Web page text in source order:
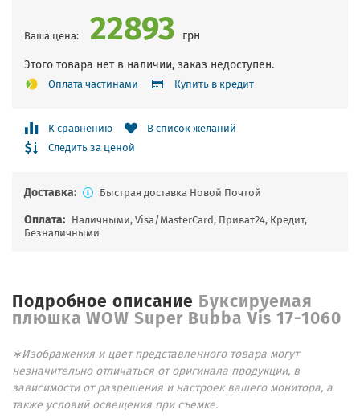
Ваша цена: 22893 грн
Этого товара нет в наличии, заказ недоступен.
Оплата частинами Купить в кредит
К сравнению
В список желаний
Следить за ценой
Доставка: Быстрая доставка Новой Почтой
Оплата: Наличными, Visa/MasterCard, Приват24, Кредит,
Безналичными
Подробное описание Буксируемая
плюшка WOW Super Вubba Vis 17-1060
∗Изображения и цвет представленного товара могут
незначительно отличаться от оригинала продукции, в
зависимости от разрешения и настроек вашего монитора, а
также условий освещения при съемке.